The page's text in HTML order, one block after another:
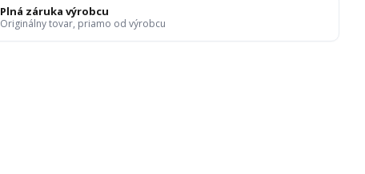
Plná záruka výrobcu
Originálny tovar, priamo od výrobcu